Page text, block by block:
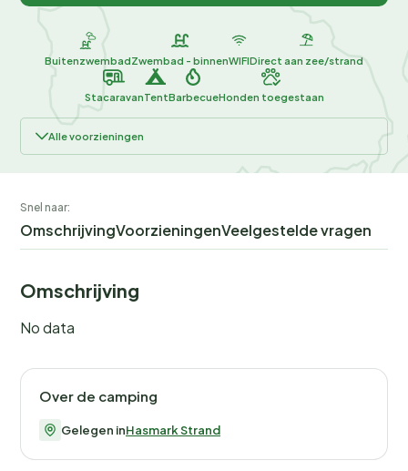
BuitenzwembadZwembad - binnenWIFIDirect aan zee/strand
StacaravanTentBarbecueHonden toegestaan
Alle voorzieningen
Snel naar:
OmschrijvingVoorzieningenVeelgestelde vragen
Omschrijving
No data
Over de camping
Gelegen inHasmark Strand